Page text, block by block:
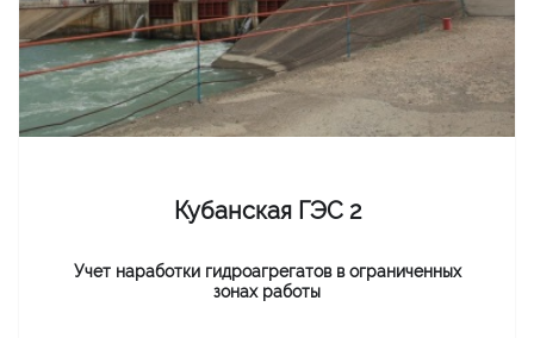
Кубанская ГЭС 2
Учет наработки гидроагрегатов в ограниченных
зонах работы